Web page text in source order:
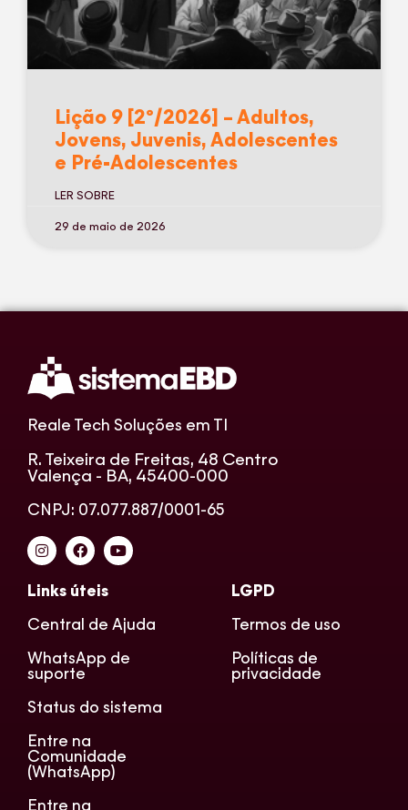
Lição 9 [2º/2026] – Adultos,
Jovens, Juvenis, Adolescentes
e Pré-Adolescentes
LER SOBRE
29 de maio de 2026
Reale Tech Soluções em TI
R. Teixeira de Freitas, 48 Centro
Valença - BA, 45400-000
CNPJ: 07.077.887/0001-65
Links úteis
Central de Ajuda
WhatsApp de
suporte
Status do sistema
Entre na
Comunidade
(WhatsApp)
Entre na
LGPD
Termos de uso
Políticas de
privacidade